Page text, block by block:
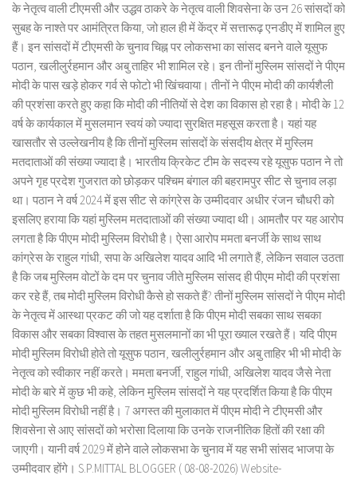
के नेतृत्व वाली टीएमसी और उद्धव ठाकरे के नेतृत्व वाली शिवसेना के उन 26 सांसदों को
सुबह के नाश्ते पर आमंत्रित किया, जो हाल ही में केंद्र में सत्तारूढ़ एनडीए में शामिल हुए
हैं। इन सांसदों में टीएमसी के चुनाव चिह्न पर लोकसभा का सांसद बनने वाले यूसुफ
पठान, खलीलुर्रहमान और अबु ताहिर भी शामिल रहे। इन तीनों मुस्लिम सांसदों ने पीएम
मोदी के पास खड़े होकर गर्व से फोटो भी खिंचवाया। तीनों ने पीएम मोदी की कार्यशैली
की प्रशंसा करते हुए कहा कि मोदी की नीतियों से देश का विकास हो रहा है। मोदी के 12
वर्ष के कार्यकाल में मुसलमान स्वयं को ज्यादा सुरक्षित महसूस करता है। यहां यह
खासतौर से उल्लेखनीय है कि तीनों मुस्लिम सांसदों के संसदीय क्षेत्र में मुस्लिम
मतदाताओं की संख्या ज्यादा है। भारतीय क्रिकेट टीम के सदस्य रहे यूसुफ पठान ने तो
अपने गृह प्रदेश गुजरात को छोड़कर पश्चिम बंगाल की बहरामपुर सीट से चुनाव लड़ा
था। पठान ने वर्ष 2024 में इस सीट से कांग्रेस के उम्मीदवार अधीर रंजन चौधरी को
इसलिए हराया कि यहां मुस्लिम मतदाताओं की संख्या ज्यादा थी। आमतौर पर यह आरोप
लगता है कि पीएम मोदी मुस्लिम विरोधी है। ऐसा आरोप ममता बनर्जी के साथ साथ
कांग्रेस के राहुल गांधी, सपा के अखिलेश यादव आदि भी लगाते हैं, लेकिन सवाल उठता
है कि जब मुस्लिम वोटों के दम पर चुनाव जीते मुस्लिम सांसद ही पीएम मोदी की प्रशंसा
कर रहे हैं, तब मोदी मुस्लिम विरोधी कैसे हो सकते हैं? तीनों मुस्लिम सांसदों ने पीएम मोदी
के नेतृत्व में आस्था प्रकट की जो यह दर्शाता है कि पीएम मोदी सबका साथ सबका
विकास और सबका विश्वास के तहत मुसलमानों का भी पूरा ख्याल रखते हैं। यदि पीएम
मोदी मुस्लिम विरोधी होते तो यूसुफ पठान, खलीलुर्रहमान और अबु ताहिर भी भी मोदी के
नेतृत्व को स्वीकार नहीं करते। ममता बनर्जी, राहुल गांधी, अखिलेश यादव जैसे नेता
मोदी के बारे में कुछ भी कहे, लेकिन मुस्लिम सांसदों ने यह प्रदर्शित किया है कि पीएम
मोदी मुस्लिम विरोधी नहीं है। 7 अगस्त की मुलाकात में पीएम मोदी ने टीएमसी और
शिवसेना से आए सांसदों को भरोसा दिलाया कि उनके राजनीतिक हितों की रक्षा की
जाएगी। यानी वर्ष 2029 में होने वाले लोकसभा के चुनाव में यह सभी सांसद भाजपा के
उम्मीदवार होंगे। S.P.MITTAL BLOGGER ( 08-08-2026) Website-